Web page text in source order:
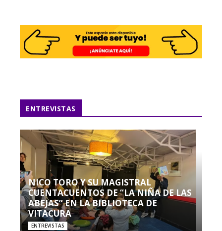
ENTREVISTAS
NICO TORO Y SU MAGISTRAL
CUENTACUENTOS DE “LA NIÑA DE LAS
ABEJAS” EN LA BIBLIOTECA DE
VITACURA
ENTREVISTAS